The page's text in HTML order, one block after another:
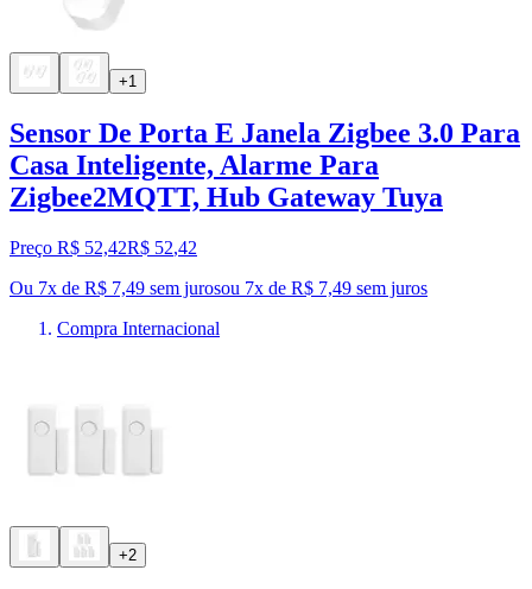
+1
Sensor De Porta E Janela Zigbee 3.0 Para
Casa Inteligente, Alarme Para
Zigbee2MQTT, Hub Gateway Tuya
Preço R$ 52,42R$ 52,42
Ou 7x de R$ 7,49 sem jurosou 7x de R$ 7,49 sem juros
Compra Internacional
+2